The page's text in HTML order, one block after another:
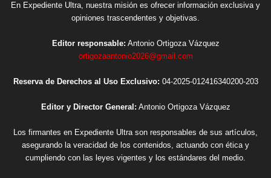
En Expediente Ultra, nuestra misión es ofrecer información exclusiva y
opiniones trascendentes y objetivas.
Editor responsable: Antonio Ortigoza Vázquez
ortigozaantonio2026@gmail.com
Reserva de Derechos al Uso Exclusivo: 04-2025-012416340200-203
Editor y Director General: Antonio Ortigoza Vázquez
Los firmantes en Expediente Ultra son responsables de sus artículos,
asegurando la veracidad de los contenidos, actuando con ética y
cumpliendo con las leyes vigentes y los estándares del medio.